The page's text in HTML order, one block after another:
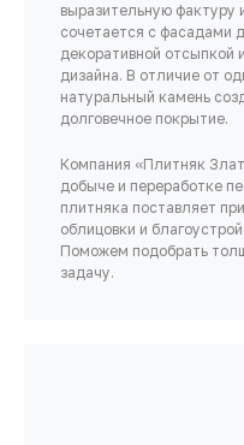
выразительную фактуру
сочетается с фасадами
декоративной
дизайна. В отличие от
натуральный камень
долговечное покрытие.
Компания «Плитняк
добыче и переработке
плитняка поставляет
облицовки и
Поможем подобрать
задачу.